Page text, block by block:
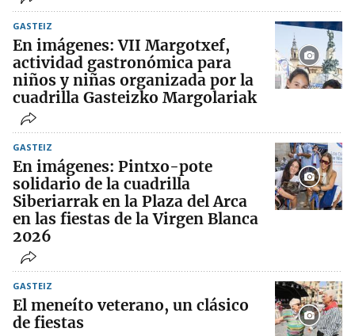
GASTEIZ
En imágenes: VII Margotxef,
actividad gastronómica para
niños y niñas organizada por la
cuadrilla Gasteizko Margolariak
GASTEIZ
En imágenes: Pintxo-pote
solidario de la cuadrilla
Siberiarrak en la Plaza del Arca
en las fiestas de la Virgen Blanca
2026
GASTEIZ
El meneíto veterano, un clásico
de fiestas